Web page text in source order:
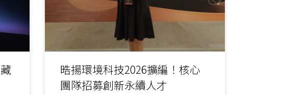
晧揚環境科技2026擴編！核心
團隊招募創新永續人才